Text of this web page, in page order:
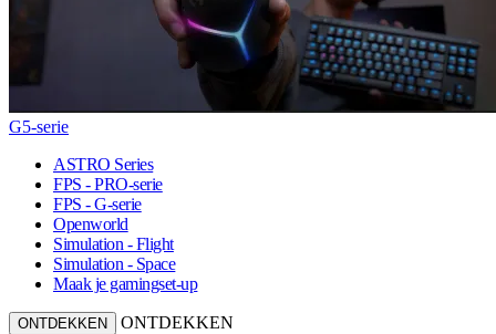
G5-serie
ASTRO Series
FPS - PRO-serie
FPS - G-serie
Openworld
Simulation - Flight
Simulation - Space
Maak je gamingset-up
ONTDEKKEN ONTDEKKEN